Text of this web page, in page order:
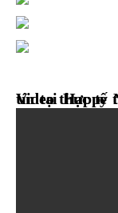
Video thực tế từ khách hàng sau nâng mũi uy tín